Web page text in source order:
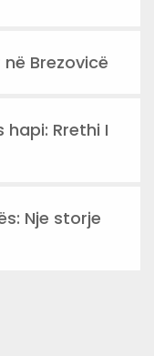
Brezovicë
Rrethi I
Nje storje